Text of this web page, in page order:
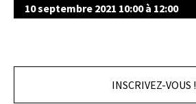
10 septembre 2021 10:00 à 12:00
INSCRIVEZ-VOUS !